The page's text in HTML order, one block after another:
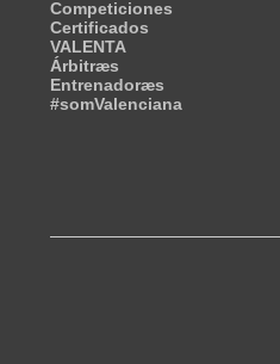
Competiciones
Certificados
VALENTA
Árbitræs
Entrenadoræs
#somValenciana